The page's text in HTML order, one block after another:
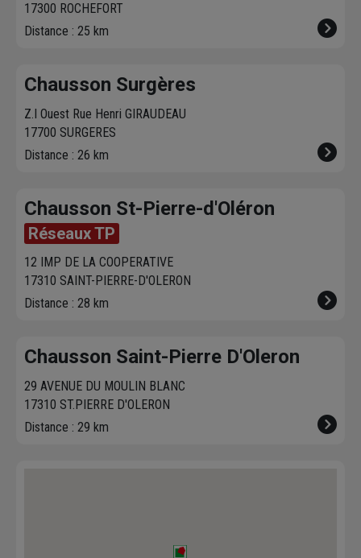
17300 ROCHEFORT
Distance : 25 km
Chausson Surgères
Z.I Ouest Rue Henri GIRAUDEAU
17700 SURGERES
Distance : 26 km
Chausson St-Pierre-d'Oléron
Réseaux TP
12 IMP DE LA COOPERATIVE
17310 SAINT-PIERRE-D'OLERON
Distance : 28 km
Chausson Saint-Pierre D'Oleron
29 AVENUE DU MOULIN BLANC
17310 ST.PIERRE D'OLERON
Distance : 29 km